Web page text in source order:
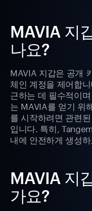
MAVIA 지
나요?
MAVIA 지갑은 공개
체인 계정을 제어합
근하는 데 필수적이
는 MAVIA를 얻기 위
를 시작하려면 관련
입니다. 특히,
내에 안전하게 생성
MAVIA 지
가요?